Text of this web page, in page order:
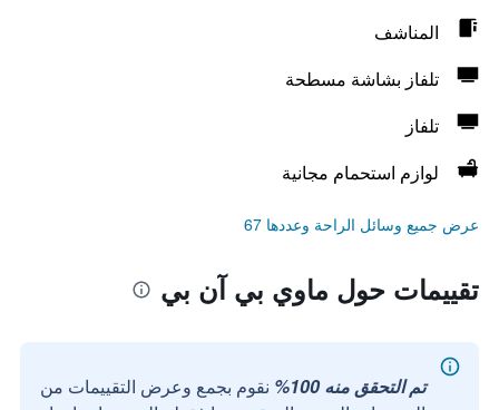
المناشف
تلفاز بشاشة مسطحة
تلفاز
لوازم استحمام مجانية
عرض جميع وسائل الراحة وعددها 67
تقييمات حول ماوي بي آن بي
تم التحقق منه 100%
نقوم بجمع وعرض التقييمات من